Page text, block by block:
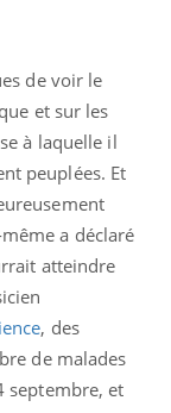
de voir le
et sur les
à laquelle il
peuplées. Et
a déclaré
atteindre
, des
de malades
septembre, et